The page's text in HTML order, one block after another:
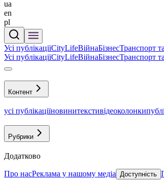
ua
en
pl
Усі публікаціїCityLifeВійнаБізнесТранспорт
Усі публікаціїCityLifeВійнаБізнесТранспорт
Контент
усі публікаціїновинитекстивідеоколонки
Рубрики
Додатково
Про насРеклама у нашому медіа Доступність